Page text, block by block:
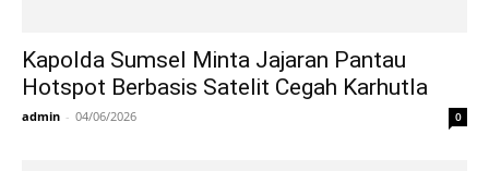
Kapolda Sumsel Minta Jajaran Pantau
Hotspot Berbasis Satelit Cegah Karhutla
admin - 04/06/2026 0